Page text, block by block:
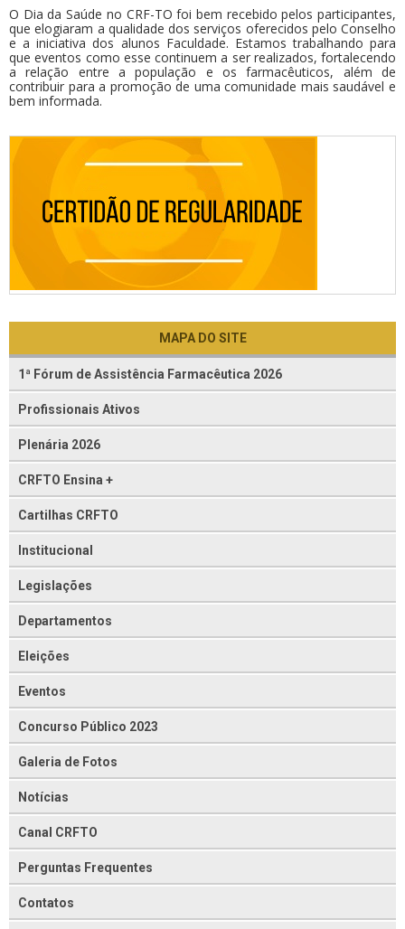
MAPA DO SITE
1ª Fórum de Assistência Farmacêutica 2026
Profissionais Ativos
Plenária 2026
CRFTO Ensina +
Cartilhas CRFTO
Institucional
Legislações
Departamentos
Eleições
Eventos
Concurso Público 2023
Galeria de Fotos
Notícias
Canal CRFTO
Perguntas Frequentes
Contatos
O Dia da Saúde no CRF-TO foi bem recebido pelos participantes,
que elogiaram a qualidade dos serviços oferecidos pelo Conselho
e a iniciativa dos alunos Faculdade. Estamos trabalhando para
que eventos como esse continuem a ser realizados, fortalecendo
a relação entre a população e os farmacêuticos, além de
contribuir para a promoção de uma comunidade mais saudável e
bem informada.